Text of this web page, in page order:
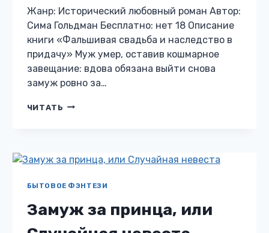
Жанр: Исторический любовный роман Автор:
Сима Гольдман Бесплатно: нет 18 Описание
книги «Фальшивая свадьба и наследство в
придачу» Муж умер, оставив кошмарное
завещание: вдова обязана выйти снова
замуж ровно за…
ЧИТАТЬ ФАЛЬШИВАЯ
ПРИДАЧУ
БЫТОВОЕ ФЭНТЕЗИ
Замуж за принца, или